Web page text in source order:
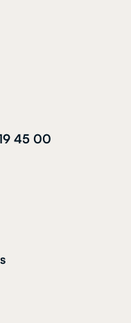
45 00